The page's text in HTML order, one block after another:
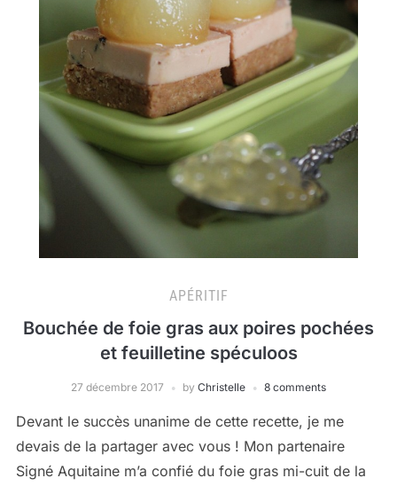
APÉRITIF
Bouchée de foie gras aux poires pochées
et feuilletine spéculoos
27 décembre 2017 by Christelle 8 comments
Devant le succès unanime de cette recette, je me
devais de la partager avec vous ! Mon partenaire
Signé Aquitaine m’a confié du foie gras mi-cuit de la